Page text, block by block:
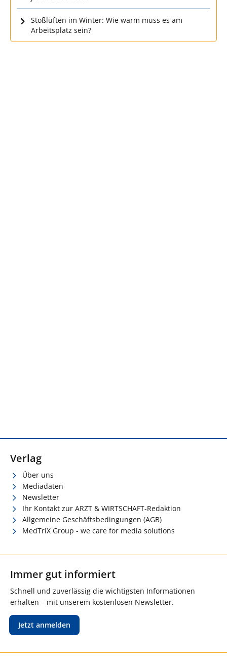
Stoßlüften im Winter: Wie warm muss es am
Arbeitsplatz sein?
Verlag
Über uns
Mediadaten
Newsletter
Ihr Kontakt zur ARZT & WIRTSCHAFT-Redaktion
Allgemeine Geschäftsbedingungen (AGB)
MedTriX Group - we care for media solutions
Immer gut informiert
Schnell und zuverlässig die wichtigsten Informationen
erhalten – mit unserem kostenlosen Newsletter.
Jetzt anmelden